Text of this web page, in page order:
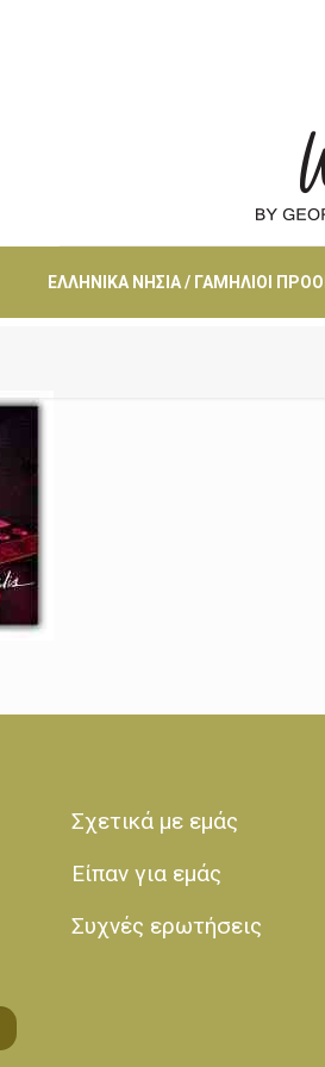
ΕΛΛΗΝΙΚΆ ΝΗΣΙΆ / ΓΑΜΉΛΙΟΙ
Σχετικά με εμάς
Είπαν για εμάς
Συχνές ερωτήσεις